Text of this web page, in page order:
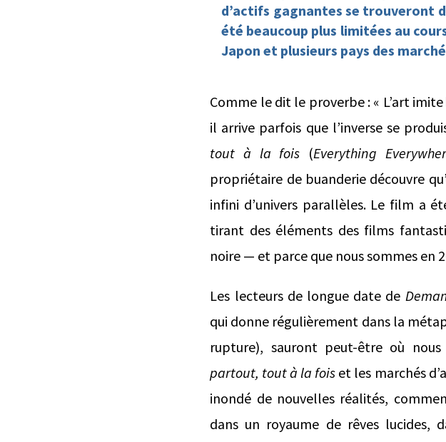
d’actifs gagnantes se trouveront
été beaucoup plus limitées au
Japon et plusieurs pays des
Comme le dit le proverbe : « L’art
il arrive parfois que l’inverse se
tout à la fois (Everything
propriétaire de buanderie découvre
infini d’univers parallèles. Le film a
tirant des éléments des films
noire — et parce que nous sommes en
Les lecteurs de longue date de
qui donne régulièrement dans la
rupture), sauront peut-être où
partout, tout à la fois et les marchés
inondé de nouvelles réalités,
dans un royaume de rêves lucides,